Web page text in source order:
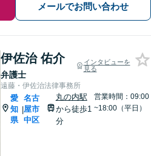
メールでお問い合わせ
伊佐治 佑介
弁護士
インタビューを
見る
遠藤・伊佐治法律事務所
愛
知
県
|
名古
屋市
中区
丸の内駅
から徒歩1
分
営業時間：09:00
~18:00（平日）